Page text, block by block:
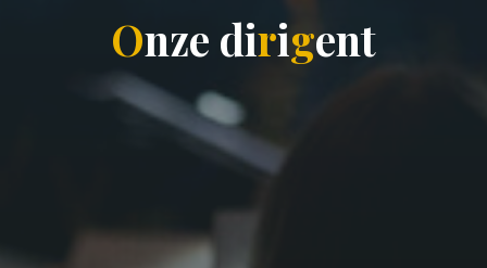
Onze dirigent